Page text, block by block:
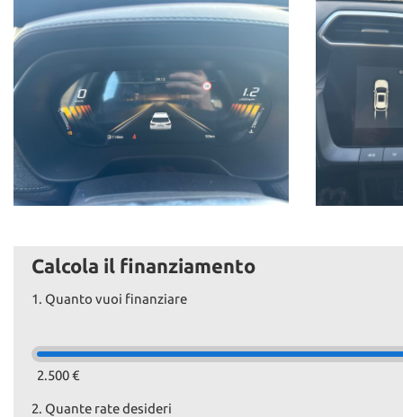
Calcola il finanziamento
1. Quanto vuoi finanziare
2.500 €
2. Quante rate desideri